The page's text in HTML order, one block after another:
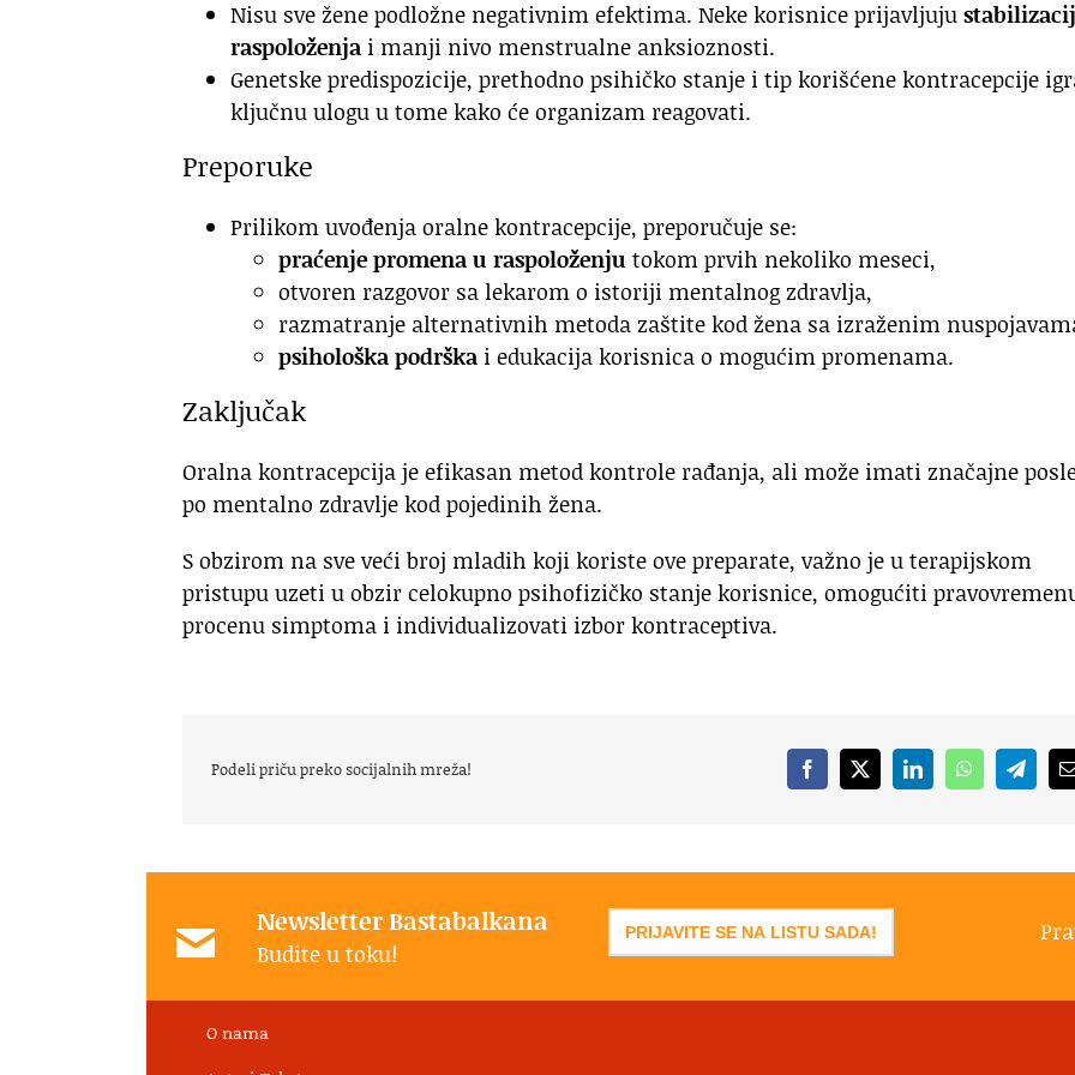
Nisu sve žene podložne negativnim efektima. Neke korisnice prijavljuju
raspoloženja i manji nivo menstrualne anksioznosti.
Genetske predispozicije, prethodno psihičko stanje i tip korišćene kontracepcije
ključnu ulogu u tome kako će organizam reagovati.
Preporuke
Prilikom uvođenja oralne kontracepcije, preporučuje se:
praćenje promena u raspoloženju tokom prvih nekoliko meseci,
otvoren razgovor sa lekarom o istoriji mentalnog zdravlja,
razmatranje alternativnih metoda zaštite kod žena sa izraženim
psihološka podrška i edukacija korisnica o mogućim promenama.
Zaključak
Oralna kontracepcija je efikasan metod kontrole rađanja, ali može imati značajne
po mentalno zdravlje kod pojedinih žena.
S obzirom na sve veći broj mladih koji koriste ove preparate, važno je u terapijskom
pristupu uzeti u obzir celokupno psihofizičko stanje korisnice, omogućiti
procenu simptoma i individualizovati izbor kontraceptiva.
Podeli priču preko socijalnih mreža! Facebook
X LinkedInWhatsApp
Newsletter Bastabalkana
Budite u toku!
PRIJAVITE SE NA LISTU SADA!
O nama